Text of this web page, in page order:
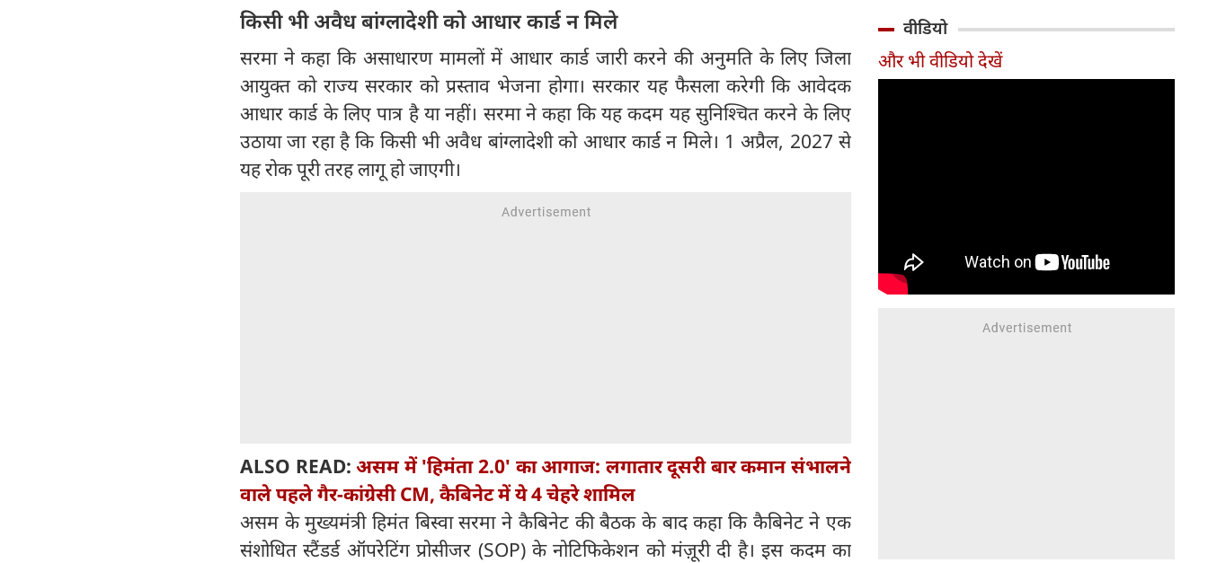
किसी भी अवैध बांग्लादेशी को आधार कार्ड न मिले
सरमा ने कहा कि असाधारण मामलों में आधार कार्ड जारी करने की अनुमति के लिए जिला
आयुक्त को राज्य सरकार को प्रस्ताव भेजना होगा। सरकार यह फैसला करेगी कि आवेदक
आधार कार्ड के लिए पात्र है या नहीं। सरमा ने कहा कि यह कदम यह सुनिश्चित करने के लिए
उठाया जा रहा है कि किसी भी अवैध बांग्लादेशी को आधार कार्ड न मिले। 1 अप्रैल, 2027 से
यह रोक पूरी तरह लागू हो जाएगी।
ALSO READ:असम में 'हिमंता 2.0' का आगाज: लगातार दूसरी बार कमान संभालने
वाले पहले गैर-कांग्रेसी CM, कैबिनेट में ये 4 चेहरे शामिल
असम के मुख्यमंत्री हिमंत बिस्वा सरमा ने कैबिनेट की बैठक के बाद कहा कि कैबिनेट ने एक
संशोधित स्टैंडर्ड ऑपरेटिंग प्रोसीजर (SOP) के नोटिफिकेशन को मंज़ूरी दी है। इस कदम का
चेसिस जैसे फीचर्स मिलते हैं।
इथेनॉल मिलाने की कोई योजना नहीं
है।
वीडियो
और भी वीडियो देखें